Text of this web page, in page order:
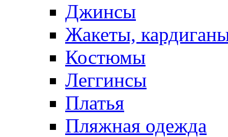
Джинсы
Жакеты,
Костюмы
Леггинсы
Платья
Пляжная одежда